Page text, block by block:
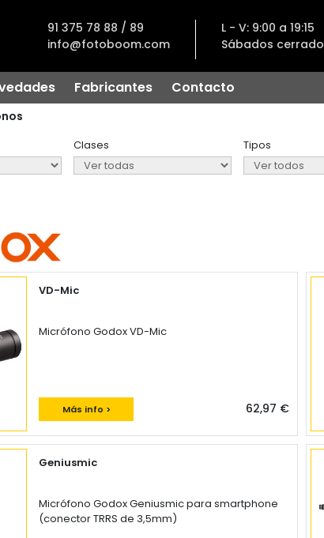
91 375 78 88 / 89
info@fotoboom.com
L - V: 9:00 a 19:15
Sábados cerrado
Fabricantes
Contacto
Clases Tipos
VD-Mic
Micrófono Godox VD-Mic
Más info > 62,97 €
Geniusmic
Micrófono Godox Geniusmic para smartphone
(conector TRRS de 3,5mm)